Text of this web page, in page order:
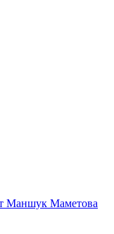
Маншук Маметова